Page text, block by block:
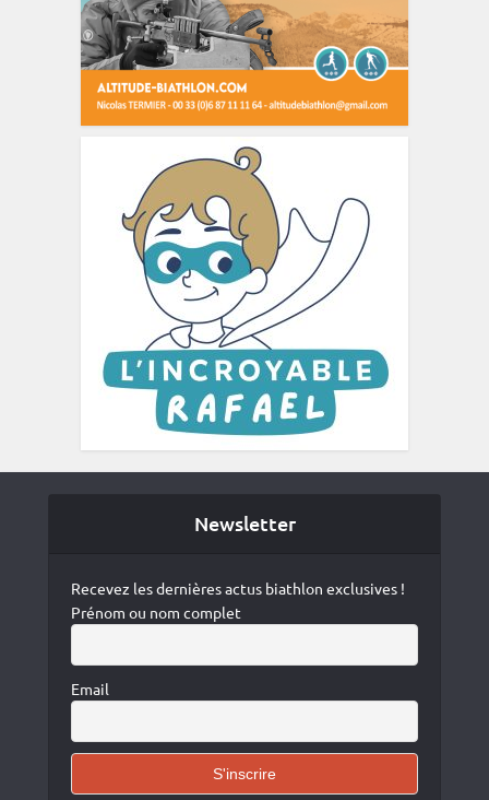
Newsletter
Recevez les dernières actus biathlon exclusives !
Prénom ou nom complet
Email